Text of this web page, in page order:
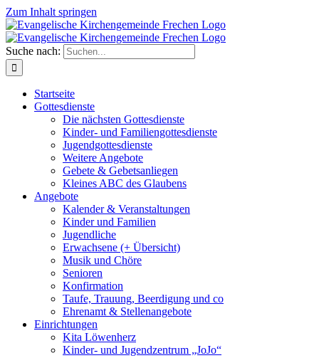
Zum Inhalt springen
Suche nach:
Startseite
Gottesdienste
Die nächsten Gottesdienste
Kinder- und Familiengottesdienste
Jugendgottesdienste
Weitere Angebote
Gebete & Gebetsanliegen
Kleines ABC des Glaubens
Angebote
Kalender & Veranstaltungen
Kinder und Familien
Jugendliche
Erwachsene (+ Übersicht)
Musik und Chöre
Senioren
Konfirmation
Taufe, Trauung, Beerdigung und co
Ehrenamt & Stellenangebote
Einrichtungen
Kita Löwenherz
Kinder- und Jugendzentrum „JoJo“